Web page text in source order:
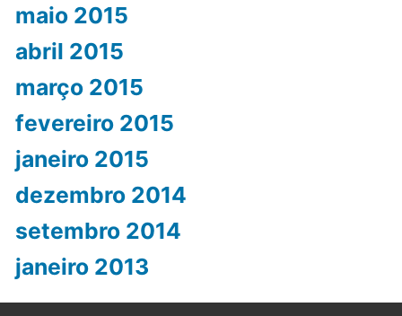
maio 2015
abril 2015
março 2015
fevereiro 2015
janeiro 2015
dezembro 2014
setembro 2014
janeiro 2013